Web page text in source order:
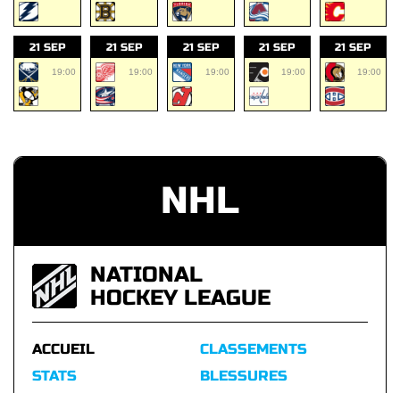
21 SEP
19:00
21 SEP
19:00
21 SEP
19:00
21 SEP
19:00
21 SEP
19:00
NHL
NATIONAL
HOCKEY LEAGUE
ACCUEIL
STATS
CLASSEMENTS
BLESSURES